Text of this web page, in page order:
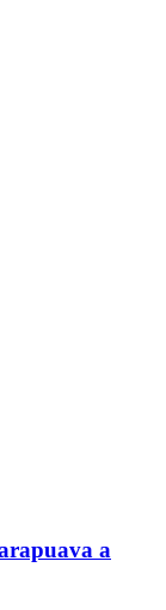
a